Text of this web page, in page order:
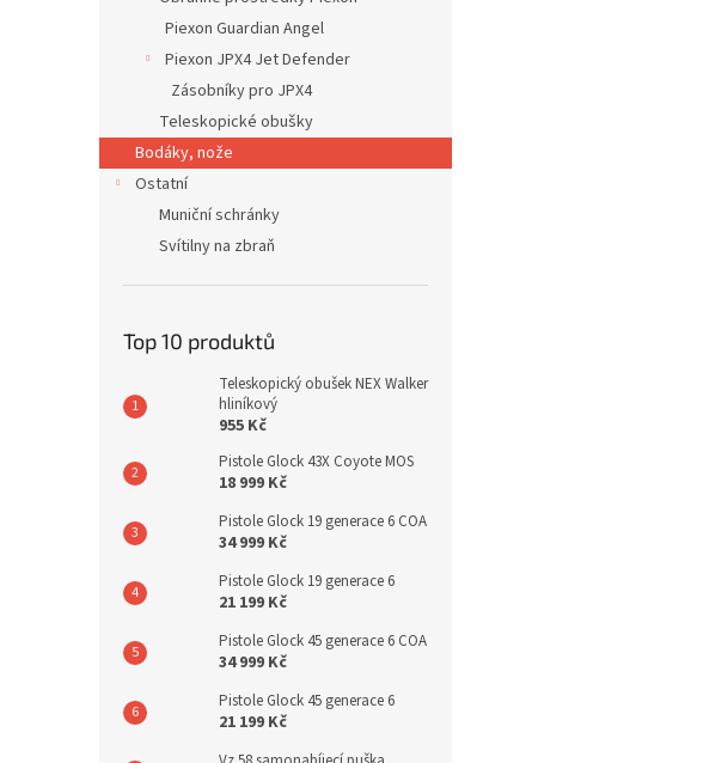
Piexon Guardian Angel
Piexon JPX4 Jet Defender
Zásobníky pro JPX4
Teleskopické obušky
Bodáky, nože
Ostatní
Muniční schránky
Svítilny na zbraň
Top 10 produktů
Teleskopický obušek NEX Walker
hliníkový
955 Kč
Pistole Glock 43X Coyote MOS
18 999 Kč
Pistole Glock 19 generace 6 COA
34 999 Kč
Pistole Glock 19 generace 6
21 199 Kč
Pistole Glock 45 generace 6 COA
34 999 Kč
Pistole Glock 45 generace 6
21 199 Kč